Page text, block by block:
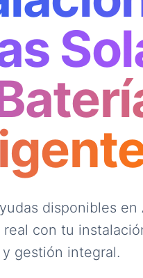
disponibles en
con tu
gestión integral.